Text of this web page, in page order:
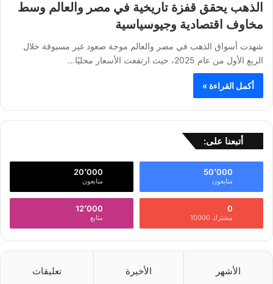
الذهب يحقق قفزة تاريخية في مصر والعالم وسط
مخاوف اقتصادية وجيوسياسية
شهدت أسواق الذهب في مصر والعالم موجة صعود غير مسبوقة خلال
الربع الأول من عام 2025، حيث ارتفعت الأسعار محليًا…
أكمل القراءة »
أتبعنا على:
50٬000
متابعون
20٬000
متابعون
0
مشترك 10000
12٬000
متابع
الأشهر الأخيرة تعليقات